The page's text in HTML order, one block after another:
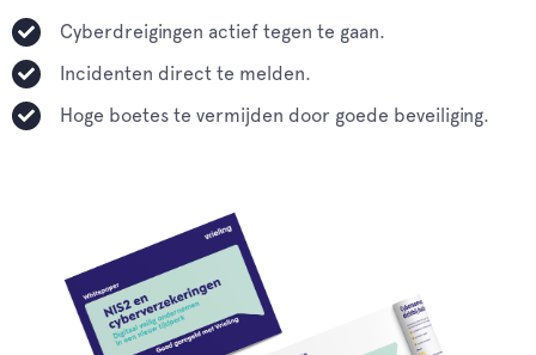
Cyberdreigingen actief tegen te gaan.
Incidenten direct te melden.
Hoge boetes te vermijden door goede beveiliging.